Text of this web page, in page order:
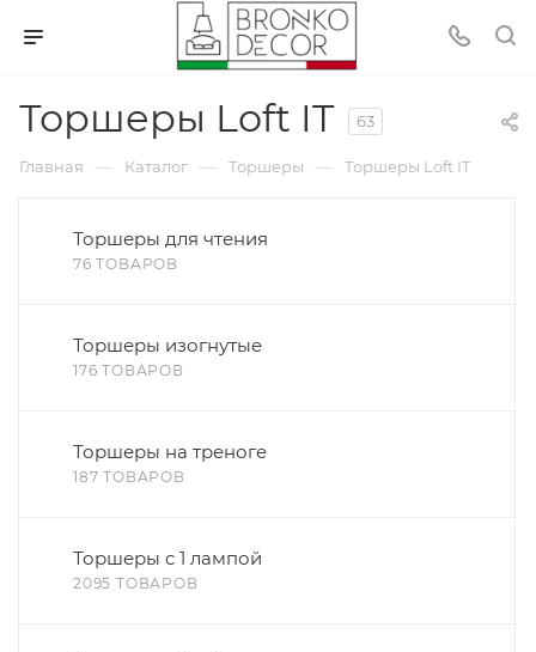
Торшеры Loft IT 63
Главная — Каталог — Торшеры — Торшеры Loft IT
Торшеры для чтения
76 ТОВАРОВ
Торшеры изогнутые
176 ТОВАРОВ
Торшеры на треноге
187 ТОВАРОВ
Торшеры с 1 лампой
2095 ТОВАРОВ